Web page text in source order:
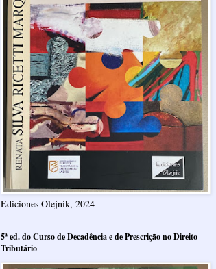
Ediciones Olejnik, 2024
5ª ed. do Curso de Decadência e de Prescrição no Direito
Tributário